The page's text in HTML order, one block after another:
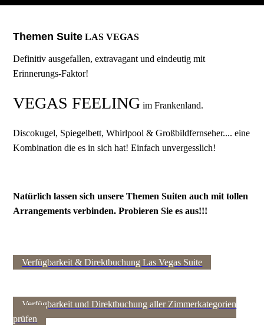
Themen Suite LAS VEGAS
Definitiv ausgefallen, extravagant und eindeutig mit
Erinnerungs-Faktor!
VEGAS FEELING im Frankenland.
Discokugel, Spiegelbett, Whirlpool & Großbildfernseher.... eine
Kombination die es in sich hat! Einfach unvergesslich!
Natürlich lassen sich unsere Themen Suiten auch mit tollen
Arrangements verbinden. Probieren Sie es aus!!!
Verfügbarkeit & Direktbuchung Las Vegas Suite
Verfügbarkeit und Direktbuchung aller Zimmerkategorien
prüfen